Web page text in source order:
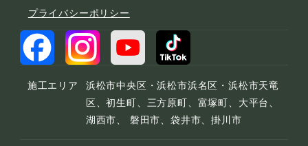
プライバシーポリシー
施工エリア
浜松市中央区・浜松市浜名区・浜松市天竜
区、初生町、三方原町、富塚町、大平台、
湖西市、 磐田市、袋井市、掛川市